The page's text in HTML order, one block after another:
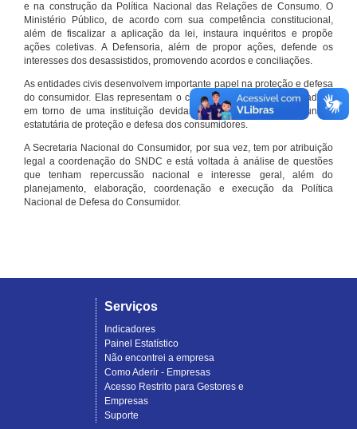
e na construção da Política Nacional das Relações de Consumo. O
Ministério Público, de acordo com sua competência constitucional,
além de fiscalizar a aplicação da lei, instaura inquéritos e propõe
ações coletivas. A Defensoria, além de propor ações, defende os
interesses dos desassistidos, promovendo acordos e conciliações.
As entidades civis desenvolvem importante papel na proteção e defesa
do consumidor. Elas representam o conjunto organizado de cidadãos
em torno de uma instituição devidamente registrada e com função
estatutária de proteção e defesa dos consumidores.
A Secretaria Nacional do Consumidor, por sua vez, tem por atribuição
legal a coordenação do SNDC e está voltada à análise de questões
que tenham repercussão nacional e interesse geral, além do
planejamento, elaboração, coordenação e execução da Política
Nacional de Defesa do Consumidor.
Serviços
Indicadores
Painel Estatístico
Não encontrei a empresa
Como Aderir - Empresas
Acesso Restrito para Gestores e
Empresas
Suporte